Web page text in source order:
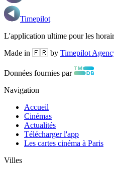
Timepilot
L'application ultime pour les
Made in 🇫🇷 by Timepilot
Données fournies par
Navigation
Accueil
Cinémas
Actualités
Télécharger l'app
Les cartes cinéma à Paris
Villes